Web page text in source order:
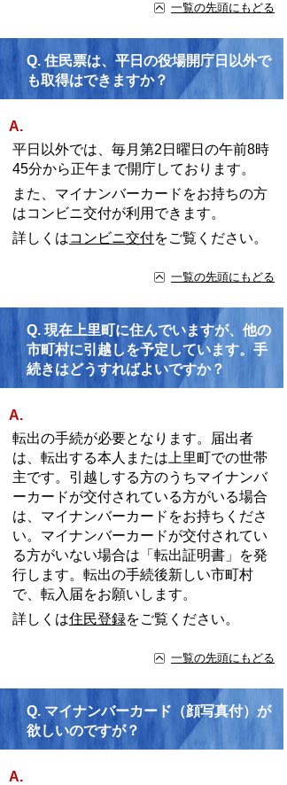
一覧の先頭にもどる
Q. 住民票は、平日の役場開庁日以外で
も取得はできますか？
A.
平日以外では、毎月第2日曜日の午前8時
45分から正午まで開庁しております。
また、マイナンバーカードをお持ちの方
はコンビニ交付が利用できます。
詳しくはコンビニ交付をご覧ください。
一覧の先頭にもどる
Q. 現在上里町に住んでいますが、他の
市町村に引越しを予定しています。手
続きはどうすればよいですか？
A.
転出の手続が必要となります。届出者
は、転出する本人または上里町での世帯
主です。引越しする方のうちマイナンバ
ーカードが交付されている方がいる場合
は、マイナンバーカードをお持ちくださ
い。マイナンバーカードが交付されてい
る方がいない場合は「転出証明書」を発
行します。転出の手続後新しい市町村
で、転入届をお願いします。
詳しくは住民登録をご覧ください。
一覧の先頭にもどる
Q. マイナンバーカード（顔写真付）が
欲しいのですが？
A.